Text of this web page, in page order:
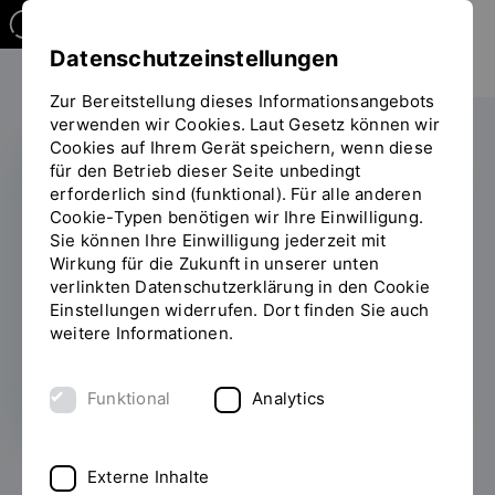
Fachvortrag: Mythen
im geburtshilflichen
Recht
Der Fachvortrag beschäftigt sich mit den rechtlichen
Datenschutzeinstellungen
Zur Bereitstellung dieses Informationsangebots
verwenden wir Cookies. Laut Gesetz können wir
Cookies auf Ihrem Gerät speichern, wenn diese
für den Betrieb dieser Seite unbedingt
erforderlich sind (funktional). Für alle anderen
Cookie-Typen benötigen wir Ihre Einwilligung.
Sie können Ihre Einwilligung jederzeit mit
Wirkung für die Zukunft in unserer unten
verlinkten Datenschutzerklärung in den Cookie
Einstellungen widerrufen. Dort finden Sie auch
weitere Informationen.
Funktional Analytics
Externe Inhalte